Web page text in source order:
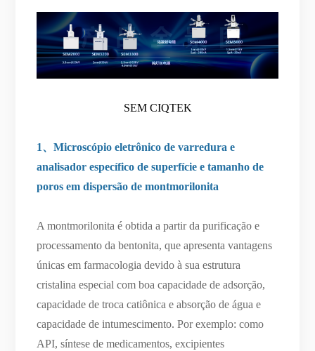
SEM CIQTEK
1、Microscópio eletrônico de varredura e
analisador específico de superfície e tamanho de
poros em dispersão de montmorilonita
A montmorilonita é obtida a partir da purificação e
processamento da bentonita, que apresenta vantagens
únicas em farmacologia devido à sua estrutura
cristalina especial com boa capacidade de adsorção,
capacidade de troca catiônica e absorção de água e
capacidade de intumescimento. Por exemplo: como
API, síntese de medicamentos, excipientes